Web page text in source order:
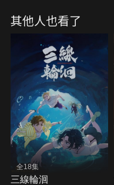
其他人也看了
全18集
三線輪洄